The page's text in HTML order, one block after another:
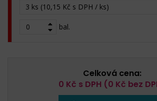
3 ks (10,15 Kč s DPH / ks)
bal.
Celková cena:
0 Kč s DPH (0 Kč bez